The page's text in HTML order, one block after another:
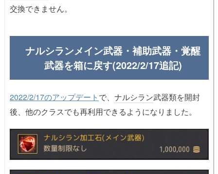
交換できません。
ナルシランメイン武器・補助武器・覚醒
武器を箱に戻す(2022/2/17追記)
2022/2/17のアップデート で、 ナルシラン武器類を開封
後、他のクラスでも再利用できるようになりました。